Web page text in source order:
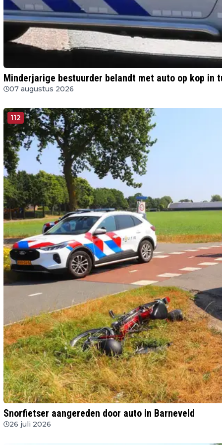
Minderjarige bestuurder belandt met auto op kop in
07 augustus 2026
112
Snorfietser aangereden door auto in Barneveld
26 juli 2026